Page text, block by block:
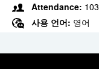
Attendance: 103
사용 언어: 영어